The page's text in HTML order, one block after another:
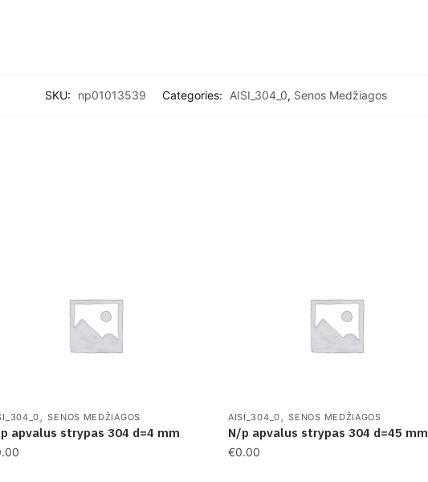
SKU: np01013539 Categories: AISI_304_0, Senos Medžiagos
,SENOS MEDŽIAGOS
apvalus strypas 304 d=4 mm
AISI_304_0 ,SENOS MEDŽIAGOS
N/p apvalus strypas 304 d=45 mm
€0.00